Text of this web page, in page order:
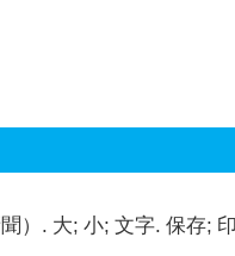
）. 大; 小; 文字. 保存;